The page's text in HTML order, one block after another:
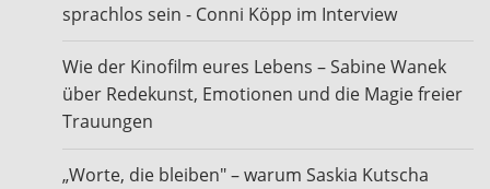
sprachlos sein - Conni Köpp im Interview
Wie der Kinofilm eures Lebens – Sabine Wanek
über Redekunst, Emotionen und die Magie freier
Trauungen
„Worte, die bleiben" – warum Saskia Kutscha